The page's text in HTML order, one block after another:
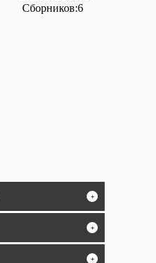
Сборников:6
+
+
+